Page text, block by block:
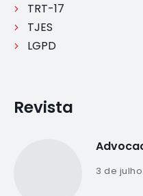
TRT-17
TJES
LGPD
Revista
3 de